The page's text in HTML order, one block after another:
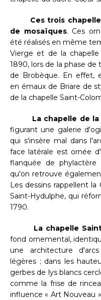
Ces trois
de mosaïques. Ces
été réalisés en même
Vierge et de la
1890, lors de la phase de
de Brobèque. En effet,
en émaux de Briare de
de la chapelle Saint-
La chapelle de la
figurant une galerie
qui s'insère mal dans
face latérale est ornée
flanquée de phylactère
qu'on retrouve
Les dessins rappellent
Saint-Hydulphe, qui
1790.
La chapelle
fond ornemental,
une architecture
légères ; dans les
gerbes de lys blancs
comme la frise de
influence « Art Nouveau